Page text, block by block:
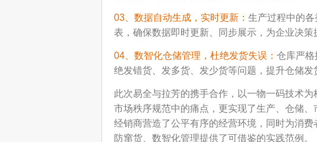
03、数据自动生成，实时更新： 生产过程中的
表，确保数据即时更新、同步展示，为企业决策
04、数智化仓储管理，杜绝发货失误： 仓库严格
绝发错货、发多货、发少货等问题，提升仓储发
此次易全与拉芳的携手合作，以一物一码技术
市场秩序规范中的痛点，更实现了生产、仓储
经销商营造了公平有序的经营环境，同时为消
防窜货、数智化管理提供了可借鉴的实践范例。